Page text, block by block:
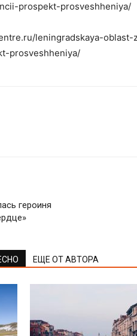
prospekt-prosveshheniya/
leningradskaya-
prosveshheniya/
героиня
ЕЩЕ ОТ АВТОРА